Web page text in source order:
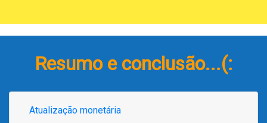
Resumo e conclusão...(:
Atualização monetária